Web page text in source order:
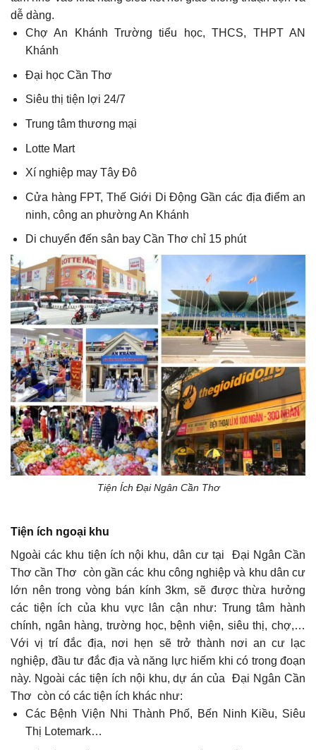
dễ dàng.
Chợ An Khánh Trường tiểu học, THCS, THPT AN
Khánh
Đại học Cần Thơ
Siêu thị tiện lợi 24/7
Trung tâm thương mại
Lotte Mart
Xí nghiệp may Tây Đô
Cửa hàng FPT, Thế Giới Di Động Gần các địa điểm an
ninh, công an phường An Khánh
Di chuyển đến sân bay Cần Thơ chỉ 15 phút
Tiện Ích Đại Ngân Cần Thơ
Tiện ích ngoại khu
Ngoài các khu tiện ích nội khu, dân cư tại Đại Ngân Cần
Thơ cần Thơ còn gần các khu công nghiệp và khu dân cư
lớn nên trong vòng bán kính 3km, sẽ được thừa hưởng
các tiện ích của khu vực lân cận như: Trung tâm hành
chính, ngân hàng, trường học, bệnh viện, siêu thị, chợ,…
Với vị trí đắc địa, nơi hẹn sẽ trở thành nơi an cư lạc
nghiệp, đầu tư đắc địa và năng lực hiếm khi có trong đoạn
này. Ngoài các tiện ích nội khu, dự án của Đại Ngân Cần
Thơ còn có các tiện ích khác như:
Các Bệnh Viện Nhi Thành Phố, Bến Ninh Kiều, Siêu
Thị Lotemark…